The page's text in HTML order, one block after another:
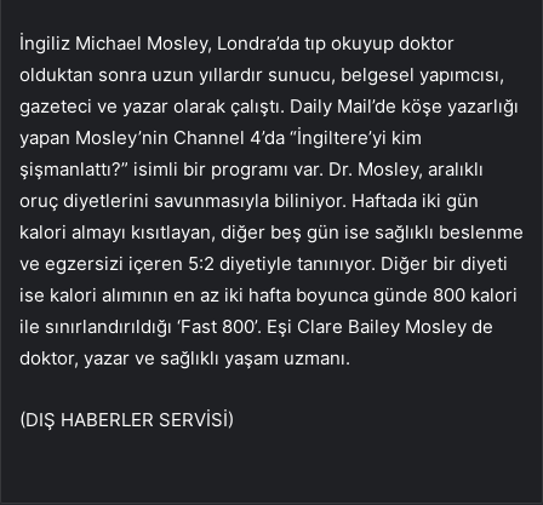
İngiliz Michael Mosley, Londra’da tıp okuyup doktor
olduktan sonra uzun yıllardır sunucu, belgesel yapımcısı,
gazeteci ve yazar olarak çalıştı. Daily Mail’de köşe yazarlığı
yapan Mosley’nin Channel 4’da “İngiltere’yi kim
şişmanlattı?” isimli bir programı var. Dr. Mosley, aralıklı
oruç diyetlerini savunmasıyla biliniyor. Haftada iki gün
kalori almayı kısıtlayan, diğer beş gün ise sağlıklı beslenme
ve egzersizi içeren 5:2 diyetiyle tanınıyor. Diğer bir diyeti
ise kalori alımının en az iki hafta boyunca günde 800 kalori
ile sınırlandırıldığı ‘Fast 800’. Eşi Clare Bailey Mosley de
doktor, yazar ve sağlıklı yaşam uzmanı.
(DIŞ HABERLER SERVİSİ)